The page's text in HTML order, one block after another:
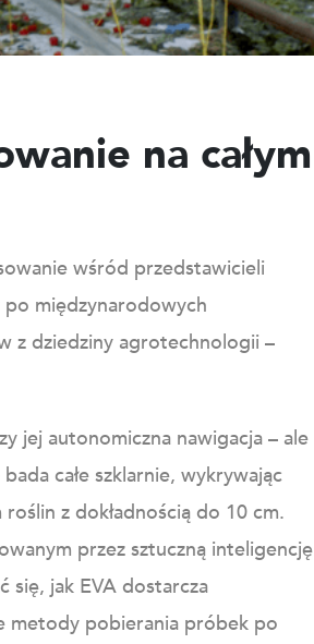
na całym
wśród przedstawicieli
międzynarodowych
z dziedziny agrotechnologii –
jej autonomiczna nawigacja – ale
całe szklarnie, wykrywając
z dokładnością do 10 cm.
przez sztuczną inteligencję
się, jak EVA dostarcza
metody pobierania próbek po